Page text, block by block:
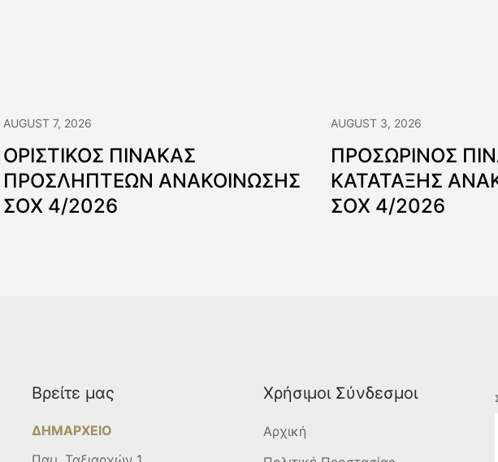
AUGUST 7, 2026
ΟΡΙΣΤΙΚΟΣ ΠΙΝΑΚΑΣ
ΠΡΟΣΛΗΠΤΕΩΝ ΑΝΑΚΟΙΝΩΣΗΣ
ΣΟΧ 4/2026
AUGUST 3, 2026
ΠΡΟΣΩΡΙΝΟΣ
ΚΑΤΑΤΑΞΗΣ
ΣΟΧ 4/2026
Βρείτε μας
ΔΗΜΑΡΧΕΙΟ
Χρήσιμοι Σύνδεσμοι
Αρχική